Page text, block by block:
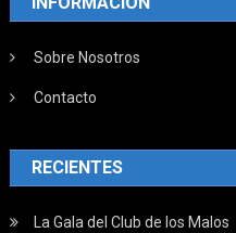
Sobre Nosotros
Contacto
RECIENTES
La Gala del Club de los Malos